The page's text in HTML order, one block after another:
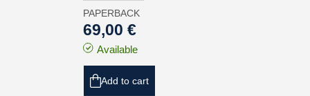
PAPERBACK
69,00 €
Available
Add to cart